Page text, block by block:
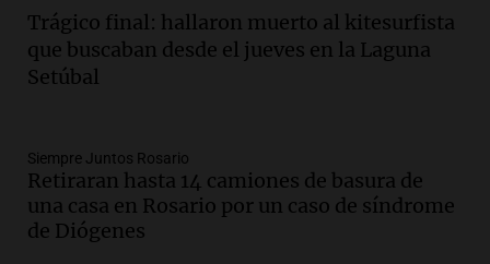
Episodios
Audio.1° gol de Rosario Central a
Aldosivi (Zalazar en contra) - relato
Gato Greco
Audio.Recomendaciones de vino
bonarda para disfrutar el fin de semana
en Mendoza
Panorama Federal
Trágico final: hallaron muerto al kitesurfista
que buscaban desde el jueves en la Laguna
Setúbal
Siempre Juntos Rosario
Retiraran hasta 14 camiones de basura de
una casa en Rosario por un caso de síndrome
de Diógenes